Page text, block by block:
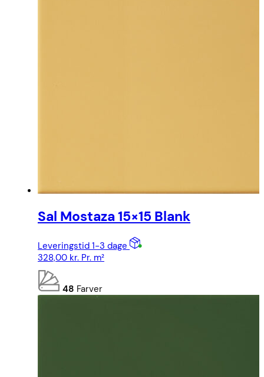
Sal Mostaza 15×15 Blank
Leveringstid 1-3 dage
328,00 kr. Pr. m²
48 Farver